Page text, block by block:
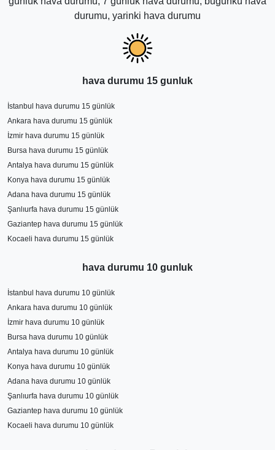
kesinleşmektedir.
durumu, yarinki hava durumu
hava durumu 15 gunluk
İstanbul hava durumu 15 günlük
Ankara hava durumu 15 günlük
İzmir hava durumu 15 günlük
Bursa hava durumu 15 günlük
Antalya hava durumu 15 günlük
Konya hava durumu 15 günlük
Adana hava durumu 15 günlük
Şanlıurfa hava durumu 15 günlük
Gaziantep hava durumu 15 günlük
Kocaeli hava durumu 15 günlük
hava durumu 10 gunluk
İstanbul hava durumu 10 günlük
Ankara hava durumu 10 günlük
İzmir hava durumu 10 günlük
Bursa hava durumu 10 günlük
Antalya hava durumu 10 günlük
Konya hava durumu 10 günlük
Adana hava durumu 10 günlük
Şanlıurfa hava durumu 10 günlük
Gaziantep hava durumu 10 günlük
Kocaeli hava durumu 10 günlük